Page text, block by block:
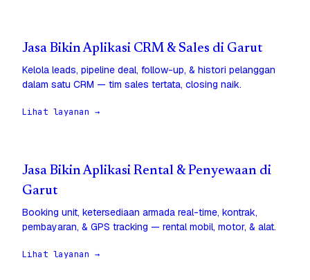
Jasa Bikin Aplikasi CRM & Sales di Garut
Kelola leads, pipeline deal, follow-up, & histori pelanggan
dalam satu CRM — tim sales tertata, closing naik.
Lihat layanan →
Jasa Bikin Aplikasi Rental & Penyewaan di
Garut
Booking unit, ketersediaan armada real-time, kontrak,
pembayaran, & GPS tracking — rental mobil, motor, & alat.
Lihat layanan →